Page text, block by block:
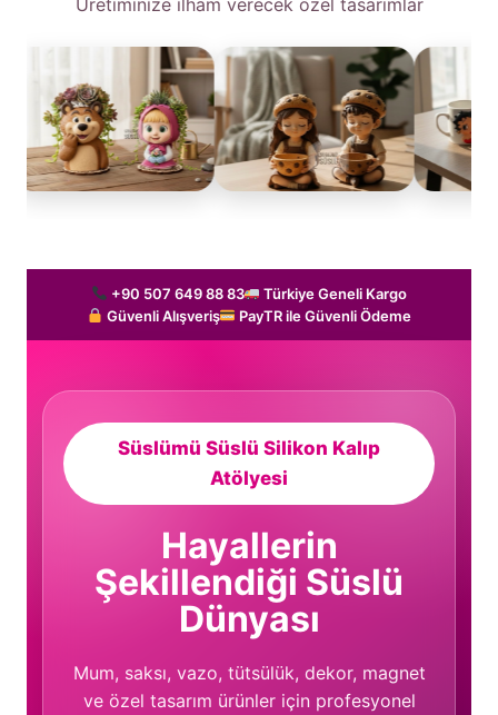
+90 507 649 88 83
Türkiye Geneli Kargo
Güvenli Alışveriş
PayTR ile Güvenli Ödeme
Süslümü Süslü Silikon Kalıp
Atölyesi
Hayallerin
Şekillendiği Süslü
Dünyası
Mum, saksı, vazo, tütsülük, dekor, magnet
ve özel tasarım ürünler için profesyonel